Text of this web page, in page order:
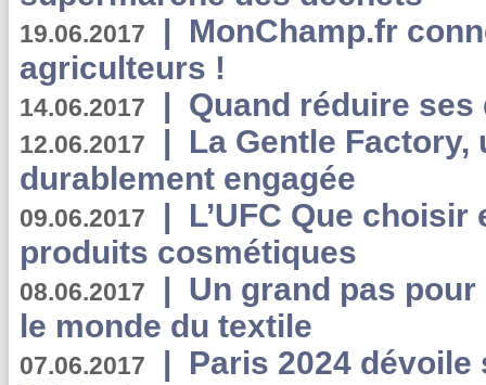
19.06.2017 | MonChamp.fr
agriculteurs !
14.06.2017 | Quand réduire
12.06.2017 | La Gentle
durablement engagée
09.06.2017 | L’UFC Que
produits cosmétiques
08.06.2017 | Un grand pas
le monde du textile
07.06.2017 | Paris 2024